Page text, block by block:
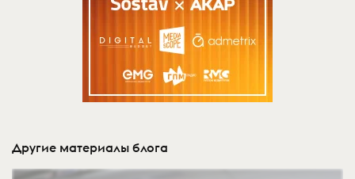
Другие материалы блога